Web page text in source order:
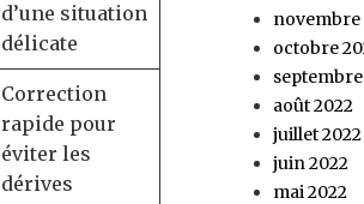
d’une situation
délicate
Correction
rapide pour
éviter les
dérives
novembre
octobre
août 2022
juillet 2022
juin 2022
mai 2022